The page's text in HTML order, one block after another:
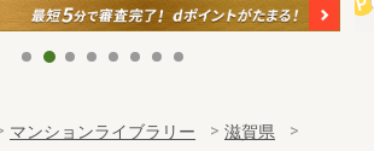
マンションライブラリー
滋賀県